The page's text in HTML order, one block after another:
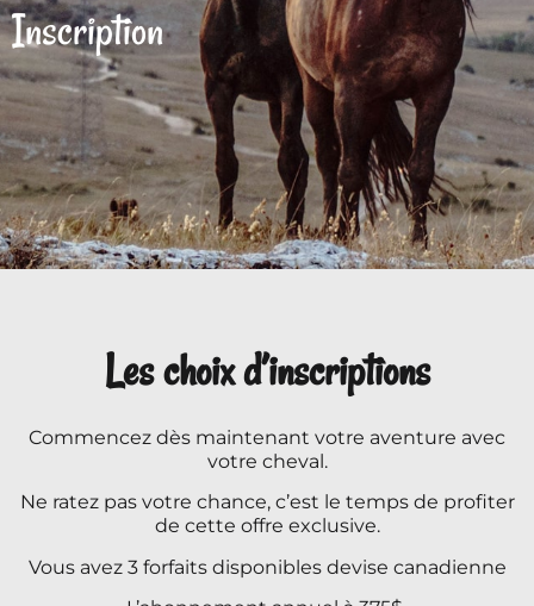
Inscription
Les choix d’inscriptions
Commencez dès maintenant votre aventure avec
votre cheval.
Ne ratez pas votre chance, c’est le temps de profiter
de cette offre exclusive.
Vous avez 3 forfaits disponibles devise canadienne